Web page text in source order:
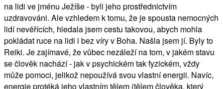
na lidi ve jménu Ježíše - byli jeho prostřednictvím
uzdravováni. Ale vzhledem k tomu, že je spousta nemocných
lidí nevěřících, hledala jsem cestu takovou, abych mohla
pokládat ruce na lidi i bez víry v Boha. Našla jsem jí. Byly to
Reiki. Je zajímavé, že vůbec nezáleží na tom, v jakém stavu
se člověk nachází - jak v psychickém tak fyzickém, vždy
může pomoci, jelikož nepoužívá svou vlastní energii. Navíc,
energie protéká jeho vlastním tělem (tělem člověka, který